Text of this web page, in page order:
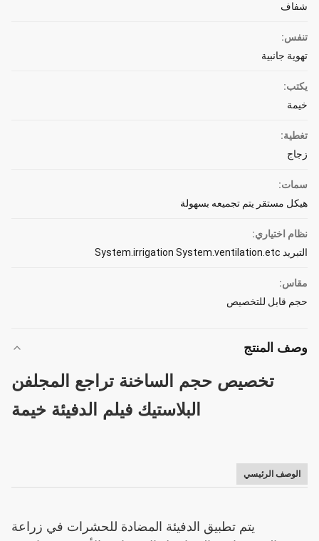
شفاف
تنفس:
تهوية جانبية
يكتب:
خيمة
تغطية:
زجاج
سمات:
هيكل مستقر يتم تجميعه بسهولة
نظام اختياري:
التبريد System.irrigation System.ventilation.etc
مقاس:
حجم قابل للتخصيص
وصف المنتج
تخصيص حجم الساخنة تراجع المجلفن
البلاستيك فيلم الدفيئة خيمة
الوصف الرئيسي
يتم تطبيق الدفيئة المضادة للحشرات في زراعة